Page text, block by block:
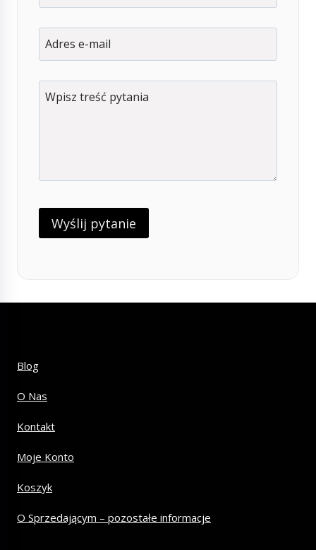
Blog
O Nas
Kontakt
Moje Konto
Koszyk
O Sprzedającym – pozostałe informacje